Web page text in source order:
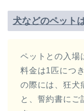
犬などのペット
ペットとの入場
料金は1匹につ
の際には、狂犬
と、誓約書にご